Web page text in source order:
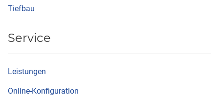
Tiefbau
Service
Leistungen
Online-Konfiguration